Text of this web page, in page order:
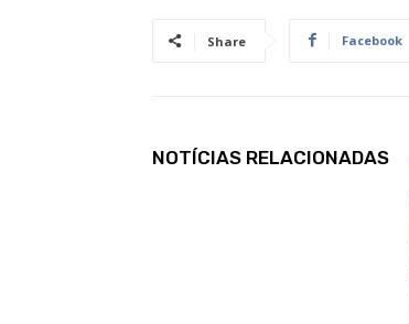
Share Facebook
NOTÍCIAS RELACIONADAS